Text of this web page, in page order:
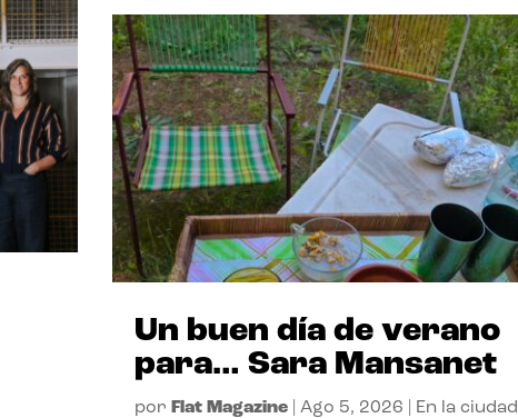
Un buen día de verano
para… Sara Mansanet
por Flat Magazine| Ago 5, 2026 En la ciudad